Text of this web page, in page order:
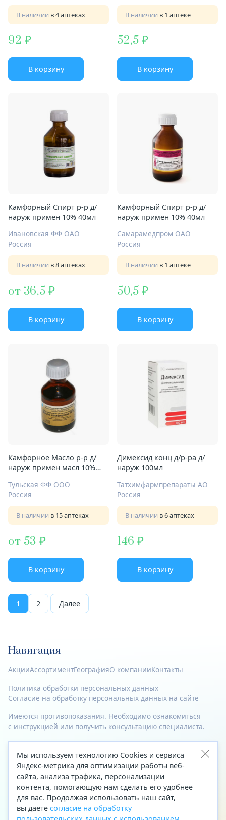
В наличии в 4 аптеках
92
В корзину
В наличии в 1 аптеке
52,5
В корзину
Камфорный Спирт р-р д/
наруж примен 10% 40мл
Ивановская ФФ ОАО
Россия
В наличии в 8 аптеках
от 36,5
В корзину
Камфорный Спирт р-р д/
наруж примен 10% 40мл
Самарамедпром ОАО
Россия
В наличии в 1 аптеке
50,5
В корзину
Камфорное Масло р-р д/
наруж примен масл 10%
Тульская ФФ ООО
Россия
В наличии в 15 аптеках
от 53
В корзину
Димексид конц д/р-ра д/
наруж 100мл
Татхимфармпрепараты АО
Россия
В наличии в 6 аптеках
146
В корзину
1 2 Далее
Навигация
АкцииАссортиментГеографияО компанииКонтакты
Политика обработки персональных данных
Согласие на обработку персональных данных на сайте
Имеются противопоказания. Необходимо ознакомиться
с инструкцией или получить консультацию специалиста.
© 2023—2026 Все права защищены.
Адрес
Архангельск, ул. Папанина, д. 19 (вход в здание со стороны
автоцентра «Тойота»)
Приемная Генерального директора
Мы используем технологию Cookies и сервиса
Яндекс-метрика для оптимизации работы веб-
сайта, анализа трафика, персонализации
контента, помогающую нам сделать его удобнее
для вас. Продолжая использовать наш сайт,
вы даете согласие на обработку